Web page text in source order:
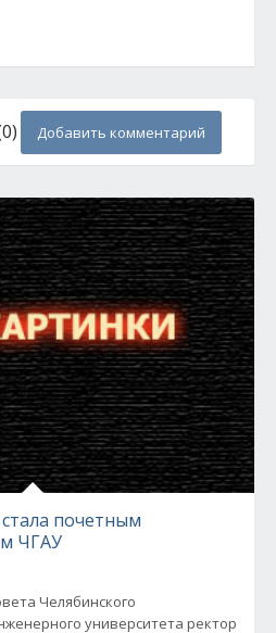
Добавить комментарий
почетным
ЧГАУ
Челябинского
университета ректор